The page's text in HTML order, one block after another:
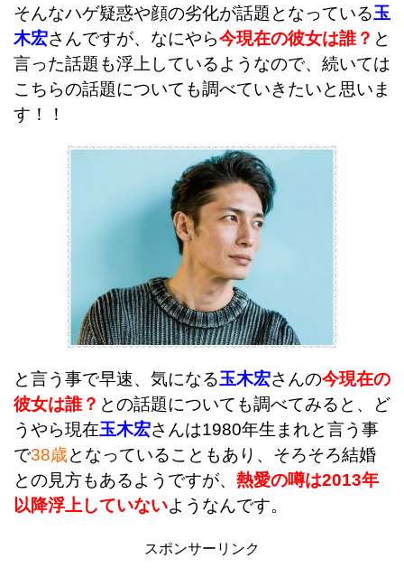
そんなハゲ疑惑や顔の劣化が話題となっている玉
木宏さんですが、なにやら今現在の彼女は誰？ と
言った話題も浮上しているようなので、続いては
こちらの話題についても調べていきたいと思いま
す！！
と言う事で早速、気になる玉木宏さんの今現在の
彼女は誰？ との話題についても調べてみると、ど
うやら現在玉木宏さんは1980年生まれと言う事
で38歳となっていることもあり、 そろそろ結婚
との見方もあるようですが、 熱愛の噂は2013年
以降浮上していないようなんです。
スポンサーリンク